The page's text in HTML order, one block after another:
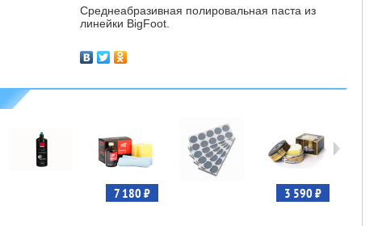
Среднеабразивная полировальная паста из
линейки BigFoot.
7 180 ₽ 3 590 ₽